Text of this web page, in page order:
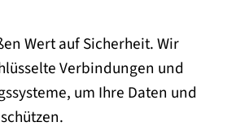
Wert auf Sicherheit. Wir
Verbindungen und
um Ihre Daten und